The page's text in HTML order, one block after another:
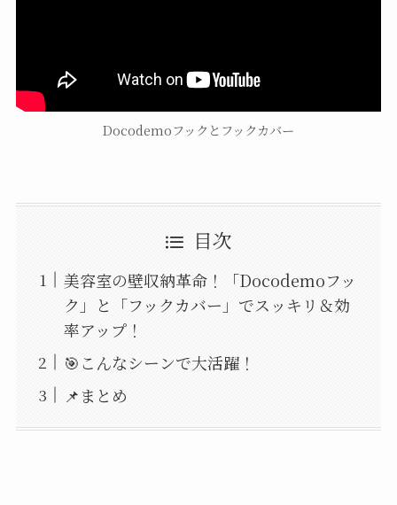
Docodemoフックとフックカバー
目次
美容室の壁収納革命！「Docodemoフッ
ク」と「フックカバー」でスッキリ＆効
率アップ！
🎯こんなシーンで大活躍！
📌まとめ